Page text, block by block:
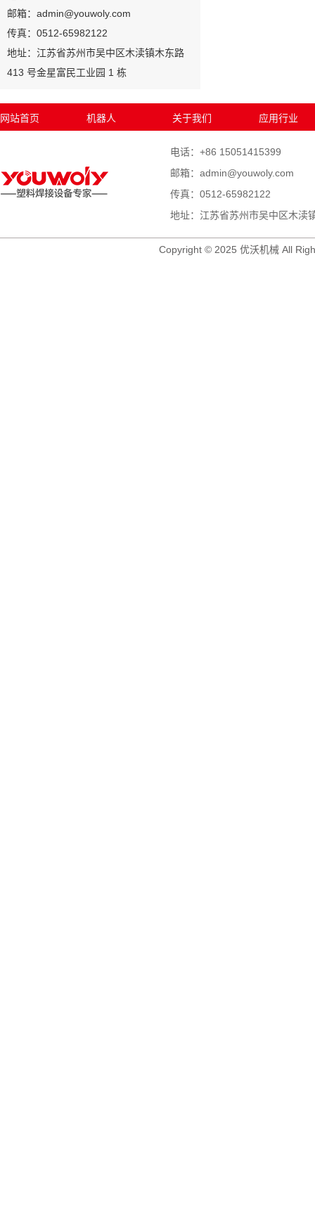
邮箱：admin@youwoly.com
传真：0512-65982122
地址：江苏省苏州市吴中区木渎镇木东路
413 号金星富民工业园 1 栋
网站首页 机器人 关于我们 应用行业
电话：+86 15051415399
邮箱：admin@youwoly.com
传真：0512-65982122
地址：江苏省苏州市吴中区木渎
Copyright © 2025 优沃机械 All